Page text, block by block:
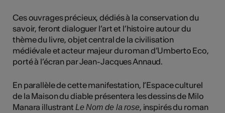
Ces ouvrages précieux, dédiés à la conservation du
savoir, feront dialoguer l’art et l’histoire autour du
thème du livre, objet central de la civilisation
médiévale et acteur majeur du roman d’Umberto Eco,
porté à l’écran par Jean-Jacques Annaud.
En parallèle de cette manifestation, l’Espace culturel
de la Maison du diable présentera les dessins de Milo
Manara illustrant Le Nom de la rose, inspirés du roman